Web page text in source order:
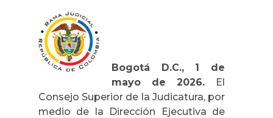
Bogotá D.C., 1 de
mayo de 2026.
El
Consejo Superior de la Judicatura, por
medio de la Dirección Ejecutiva de